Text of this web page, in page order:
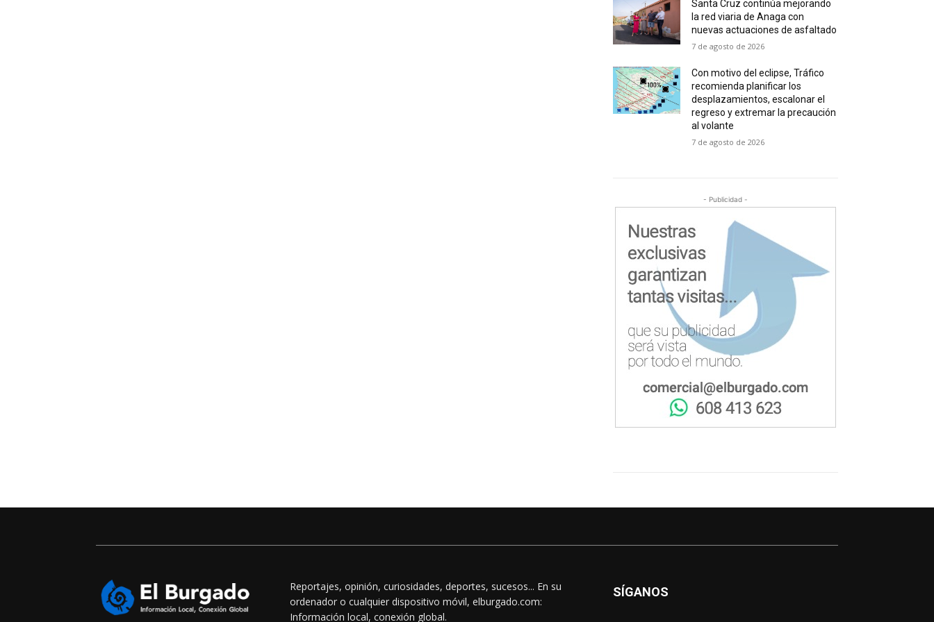
Santa Cruz continúa mejorando
la red viaria de Anaga con
nuevas actuaciones de asfaltado
7 de agosto de 2026
Con motivo del eclipse, Tráfico
recomienda planificar los
desplazamientos, escalonar el
regreso y extremar la precaución
al volante
7 de agosto de 2026
- Publicidad -
Reportajes, opinión, curiosidades, deportes, sucesos... En su
ordenador o cualquier dispositivo móvil, elburgado.com:
Información local, conexión global.
SÍGANOS